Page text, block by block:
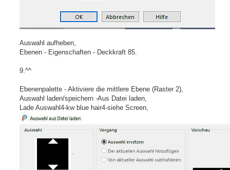
Auswahl aufheben,
Ebenen - Eigenschaften - Deckkraft 85.
9.^^
Ebenenpalette - Aktiviere die mittlere Ebene (Raster 2),
Auswahl laden/speichern -Aus Datei laden,
Lade Auswahl4-kw blue hair4-siehe Screen,